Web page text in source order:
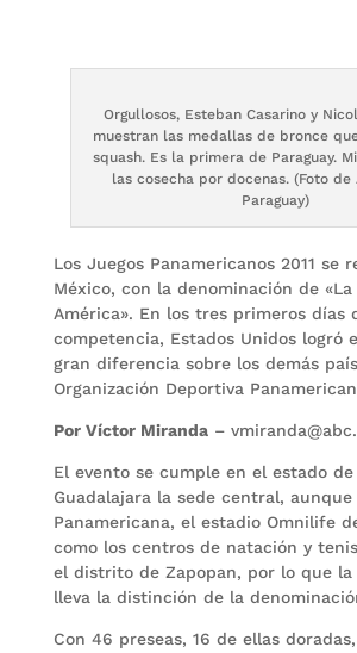
Orgullosos, Esteban Casarino y
muestran las medallas de bronce
squash. Es la primera de Paraguay.
las cosecha por docenas. (Foto de
Paraguay)
Los Juegos Panamericanos 2011 se
México, con la denominación de
América». En los tres primeros días
competencia, Estados Unidos logró
gran diferencia sobre los demás
Organización Deportiva
Por Víctor Miranda–
El evento se cumple en el estado
Guadalajara la sede central,
Panamericana, el estadio Omnilife
como los centros de natación y
el distrito de Zapopan, por lo que la
lleva la distinción de la
Con 46 preseas, 16 de ellas